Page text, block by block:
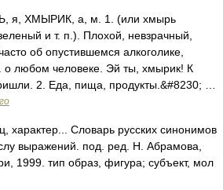
я, ХМЫРИК, а, м. 1. (или хмырь
и т. п.). Плохой, невзрачный,
об опустившемся алкоголике,
о любом человеке. Эй ты, хмырик! К
2. Еда, пища, продукты.&#8230; …
характер... Словарь русских синонимов
выражений. под. ред. Н. Абрамова,
1999. тип образ, фигура; субъект, мол